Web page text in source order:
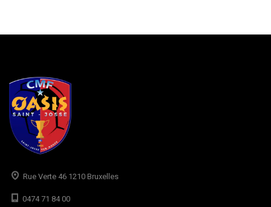
Rue Verte 46 1210 Bruxelles
0474 71 84 00